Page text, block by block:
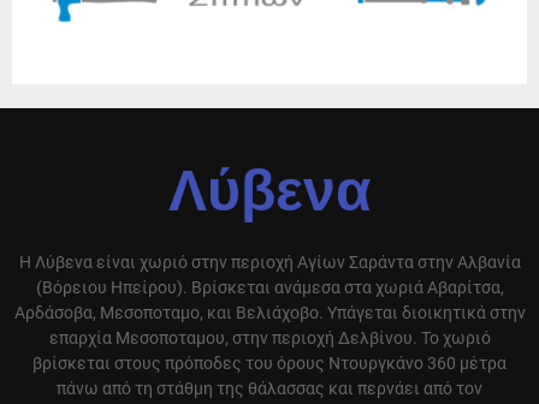
Λύβενα
Η Λύβενα είναι χωριό στην περιοχή Αγίων Σαράντα στην Αλβανία
(Βόρειου Ηπείρου). Βρίσκεται ανάμεσα στα χωριά Αβαρίτσα,
Αρδάσοβα, Μεσοποταμο, και Βελιάχοβο. Υπάγεται διοικητικά στην
επαρχία Μεσοποταμου, στην περιοχή Δελβίνου. Το χωριό
βρίσκεται στους πρόποδες του όρους Ντουργκάνο 360 μέτρα
πάνω από τη στάθμη της θάλασσας και περνάει από τον